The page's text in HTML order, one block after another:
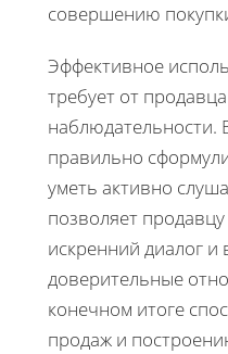
совершению
Эффективное
требует от
наблюдательности.
правильно
уметь активно
позволяет
искренний диалог и
доверительные
конечном итоге
продаж и